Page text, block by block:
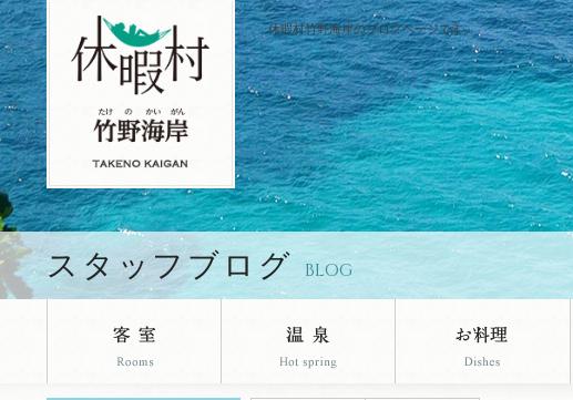
休暇村竹野海岸のブログページです。
スタッフブログ BLOG